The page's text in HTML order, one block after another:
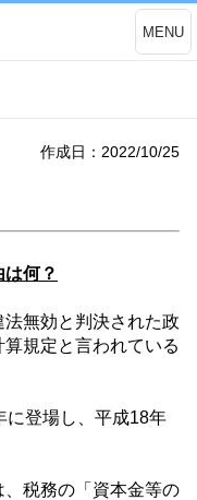
MENU
作成日：2022/10/25
何？
無効と判決された政
規定と言われている
に登場し、平成18年
税務の「資本金等の